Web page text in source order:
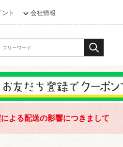
ト 会社情報
よる配送の影響につきまして